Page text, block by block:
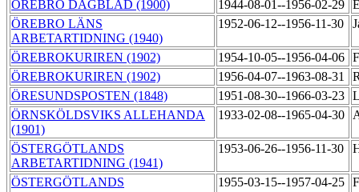
ÖREBRO DAGBLAD (1900)
1944-08-01--1956-02-29
ÖREBRO LÄNS
ARBETARTIDNING (1940)
1952-06-12--1956-11-30
ÖREBROKURIREN (1902) 1954-10-05--1956-04-06
ÖREBROKURIREN (1902)
1956-04-07--1963-08-31
ÖRESUNDSPOSTEN (1848)
1951-08-30--1966-03-23
ÖRNSKÖLDSVIKS ALLEHANDA
(1901)
1933-02-08--1965-04-30
ÖSTERGÖTLANDS
ARBETARTIDNING (1941)
1953-06-26--1956-11-30
ÖSTERGÖTLANDS
1955-03-15--1957-04-25